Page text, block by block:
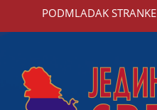
PODMLADAK STRANKE